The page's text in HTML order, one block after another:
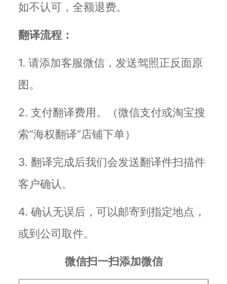
如不认可，全额退费。
翻译流程：
1. 请添加客服微信，发送驾照正反面原
图。
2. 支付翻译费用。
（微信支付或淘宝搜
索“海权翻译”店铺下单）
3. 翻译完成后我们会发送翻译件扫描件
客户确认。
4. 确认无误后，可以邮寄到指定地点，
或到公司取件。
微信扫一扫添加微信